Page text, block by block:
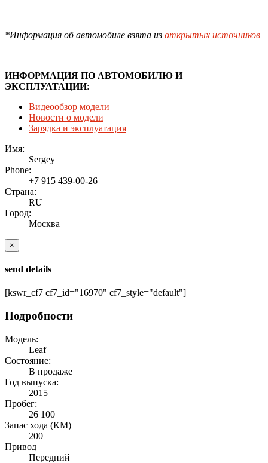
*Информация об автомобиле взята из открытых источников
ИНФОРМАЦИЯ ПО АВТОМОБИЛЮ И
ЭКСПЛУАТАЦИИ:
Видеообзор модели
Новости о модели
Зарядка и эксплуатация
Имя:
Sergey
Phone:
+7 915 439-00-26
Страна:
RU
Город:
Москва
×
send details
[kswr_cf7 cf7_id="16970" cf7_style="default"]
Подробности
Модель:
Leaf
Состояние:
В продаже
Год выпуска:
2015
Пробег:
26 100
Запас хода (КМ)
200
Привод
Передний